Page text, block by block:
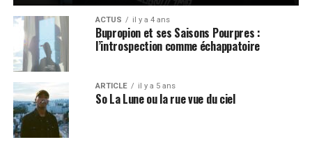
ACTUS il y a 4 ans
Bupropion et ses Saisons Pourpres :
l’introspection comme échappatoire
ARTICLE il y a 5 ans
So La Lune ou la rue vue du ciel